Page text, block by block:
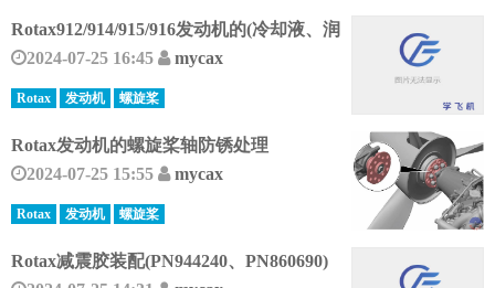
Rotax912/914/915/916发动机的(冷却液、润
2024-07-25 16:45
mycax
Rotax 发动机 螺旋桨
Rotax发动机的螺旋桨轴防锈处理
2024-07-25 15:55
mycax
Rotax 发动机 螺旋桨
Rotax减震胶装配(PN944240、PN860690)